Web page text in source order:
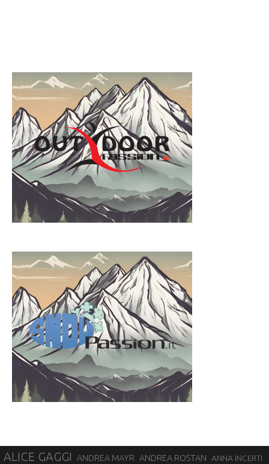
ALICE GAGGI ANDREA MAYR ANDREA ROSTAN ANNA INCERTI